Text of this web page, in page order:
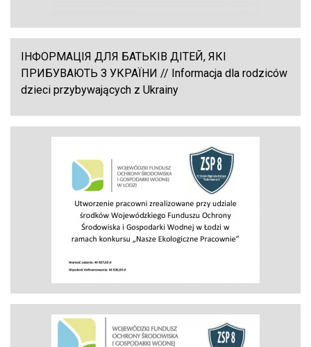
ІНФОРМАЦІЯ ДЛЯ БАТЬКІВ ДІТЕЙ, ЯКІ
ПРИБУВАЮТЬ З УКРАЇНИ // Informacja dla rodziców
dzieci przybywających z Ukrainy